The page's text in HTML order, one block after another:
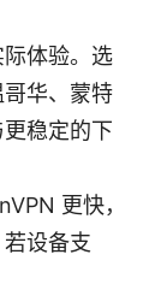
体验。选
华、蒙特
稳定的下
更快，
设备支